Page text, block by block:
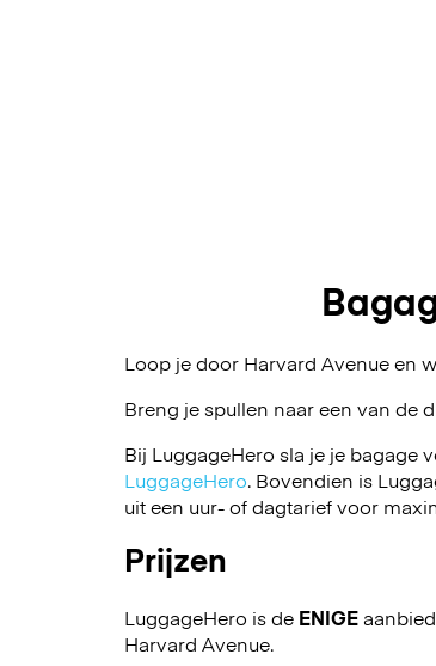
Loop je door Harvard Avenue en
Breng je spullen naar een van de
Bij LuggageHero sla je je bagage
LuggageHero. Bovendien is
uit een uur- of dagtarief voor
Prijzen
LuggageHero is de ENIGE
Harvard Avenue.